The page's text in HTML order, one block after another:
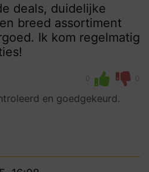
deals, duidelijke
breed assortiment
Ik kom regelmatig
0 0
en goedgekeurd.